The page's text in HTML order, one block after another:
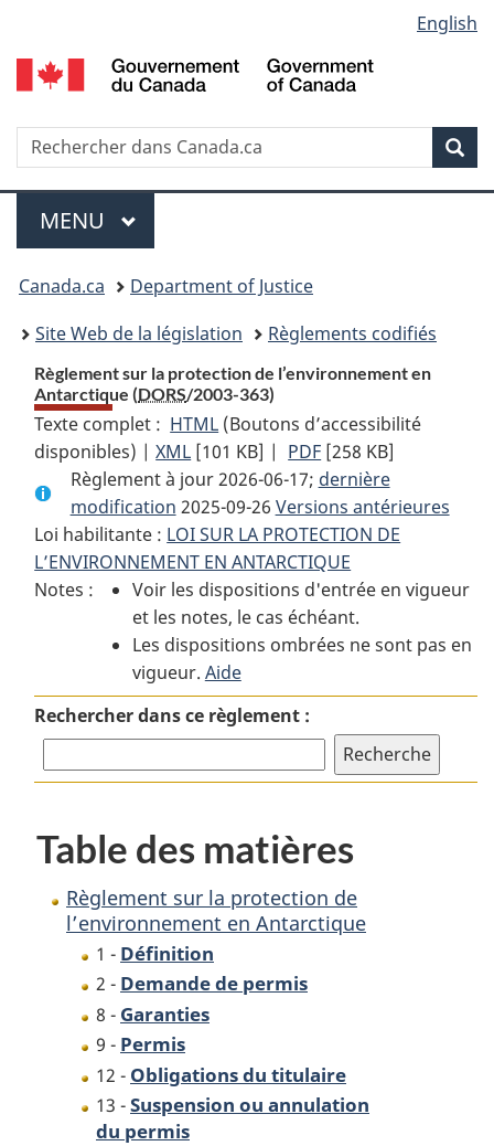
au
contenu
propos
de
la
HTML
simplifiée
selection
English
Recherche
Menu
MENU PRINCIPAL
You
are
here:
Canada.ca
Department of Justice
Site Web de la législation
Règlements codifiés
Règlement sur la protection de l’environnement en
Antarctique (DORS/2003-363)
Texte complet : HTML Texte
complet
:
Règlement
sur
la
protection
de
l’environnement
en
Antarctique
(Boutons d’accessibilité
disponibles) |XML Texte
complet
:
Règlement
sur
la
protection
de
l’environnement
en
Antarctique
[101 KB] | PDF Texte
complet
:
Règlement
sur
la
protection
de
en
[258 KB]
Règlement à jour 2026-06-17; dernière
modification 2025-09-26 Versions antérieures
Loi habilitante : LOI SUR LA PROTECTION DE
L’ENVIRONNEMENT EN ANTARCTIQUE
Notes :
Voir les dispositions d'entrée en vigueur
et les notes, le cas échéant.
Les dispositions ombrées ne sont pas en
vigueur. Aide
Rechercher dans ce règlement :
Table des matières
Règlement sur la protection de
l’environnement en Antarctique
1 - Définition
2 - Demande de permis
8 - Garanties
9 - Permis
12 - Obligations du titulaire
13 -Suspension ou annulation
du permis